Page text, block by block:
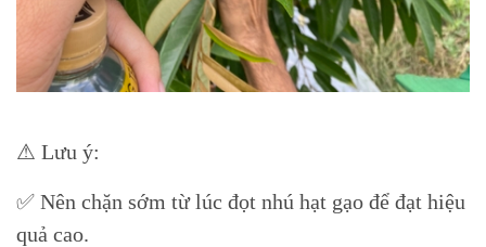
⚠ Lưu ý:
✅ Nên chặn sớm từ lúc đọt nhú hạt gạo để đạt hiệu
quả cao.